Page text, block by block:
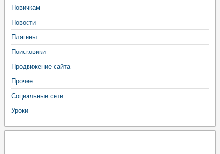
Новичкам
Новости
Плагины
Поисковики
Продвижение сайта
Прочее
Социальные сети
Уроки